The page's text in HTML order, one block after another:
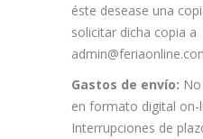
éste desease una
solicitar dicha copia a
Gastos de envío:
en formato digital on-
Interrupciones de